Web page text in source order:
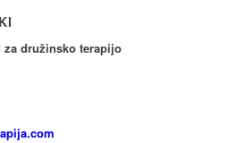
družinsko terapijo